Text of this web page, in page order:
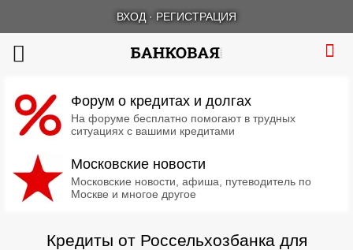
ВХОД · РЕГИСТРАЦИЯ
Форум о кредитах и долгах
На форуме бесплатно помогают в трудных
ситуациях с вашими кредитами
Московские новости
Московские новости, афиша, путеводитель по
Москве и многое другое
Кредиты от Россельхозбанка для